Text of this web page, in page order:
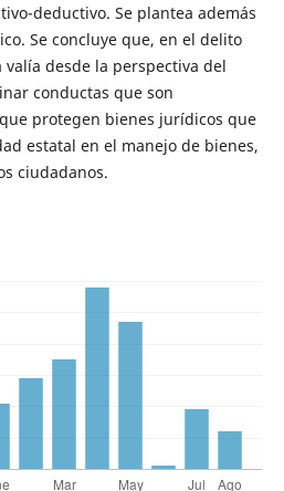
deductivo. Se plantea además
Se concluye que, en el delito
desde la perspectiva del
conductas que son
protegen bienes jurídicos que
estatal en el manejo de bienes,
ciudadanos.